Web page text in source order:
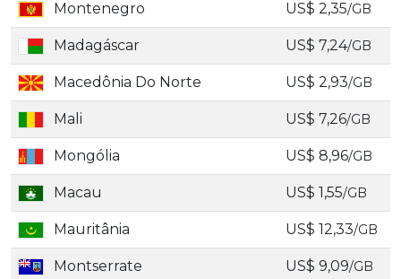
Montenegro US$ 2,35/GB
Madagáscar US$ 7,24/GB
Macedônia Do Norte US$ 2,93/GB
Mali US$ 7,26/GB
Mongólia US$ 8,96/GB
Macau US$ 1,55/GB
Mauritânia US$ 12,33/GB
Montserrate US$ 9,09/GB